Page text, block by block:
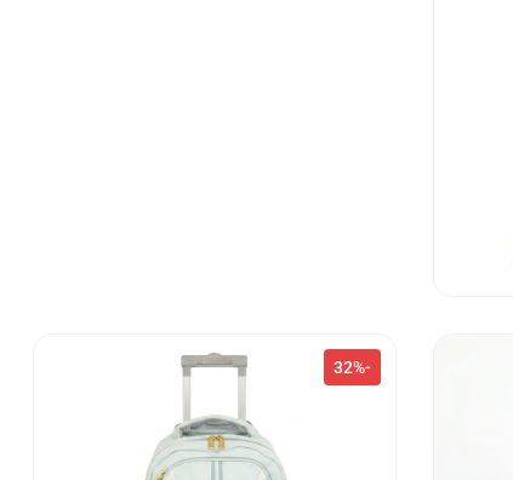
-32%